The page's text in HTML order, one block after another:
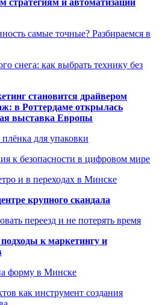
самые точные? Разбираемся в
снега: как выбрать технику без
становится драйвером
в Роттердаме открылась
выставка Европы
для упаковки
к безопасности в цифровом мире
и в переходах в Минске
крупного скандала
переезд и не потерять время
к маркетингу и
форму в Минске
как инструмент создания